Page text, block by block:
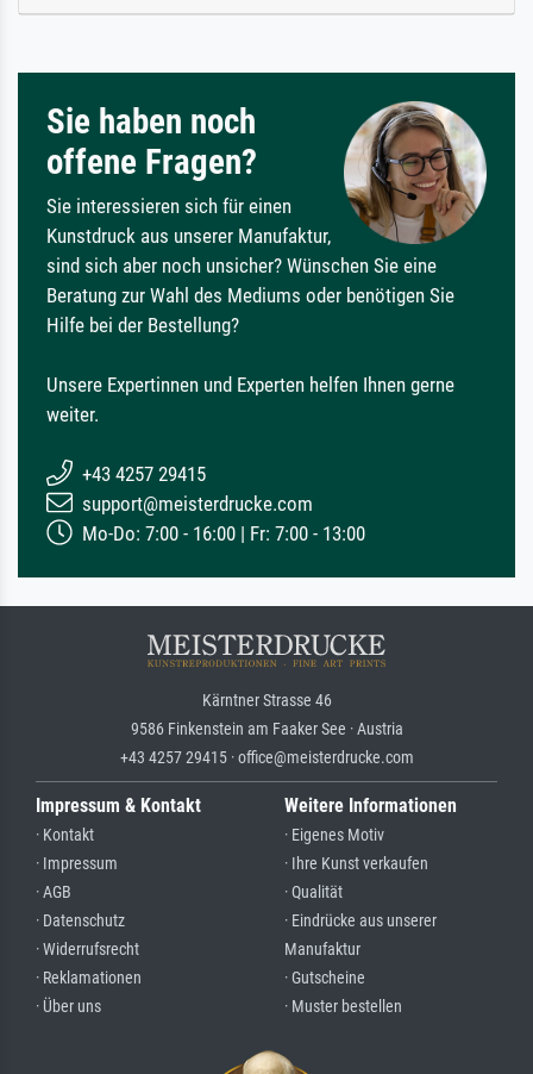
Sie haben noch
offene Fragen?
Sie interessieren sich für einen
Kunstdruck aus unserer Manufaktur,
sind sich aber noch unsicher? Wünschen Sie eine
Beratung zur Wahl des Mediums oder benötigen Sie
Hilfe bei der Bestellung?
Unsere Expertinnen und Experten helfen Ihnen gerne
weiter.
+43 4257 29415
support@meisterdrucke.com
Mo-Do: 7:00 - 16:00 | Fr: 7:00 - 13:00
Kärntner Strasse 46
9586 Finkenstein am Faaker See · Austria
+43 4257 29415 · office@meisterdrucke.com
Impressum & Kontakt
· Kontakt
· Impressum
· AGB
· Datenschutz
· Widerrufsrecht
· Reklamationen
· Über uns
Weitere Informationen
· Eigenes Motiv
· Ihre Kunst verkaufen
· Qualität
· Eindrücke aus unserer
Manufaktur
· Gutscheine
· Muster bestellen